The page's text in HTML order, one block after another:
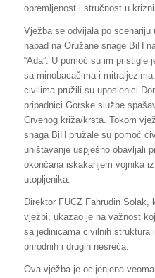
opremljenost i stručnost u
Vježba se odvijala po
napad na Oružane snage BiH
“Adaˮ. U pomoć su im pristigle
sa minobacačima i
civilima pružili su uposlenici
pripadnici Gorske službe
Crvenog križa/krsta. Tokom
snaga BiH pružale su pomoć
uništavanje uspješno obavljali
okončana iskakanjem vojnika
utopljenika.
Direktor FUCZ Fahrudin
vježbi, ukazao je na važnost
sa jedinicama civilnih struktura
prirodnih i drugih nesreća.
Ova vježba je ocijenjena